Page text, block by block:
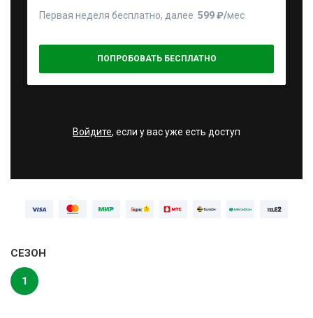
Первая неделя бесплатно, далее 599 ₽⁠/⁠мес
ПОПРОБОВАТЬ БЕСПЛАТНО
Войдите, если у вас уже есть доступ
СЕЗОН
1